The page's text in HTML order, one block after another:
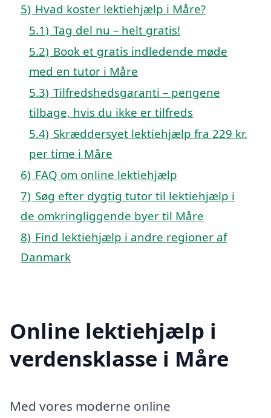
5) Hvad koster lektiehjælp i Måre?
5.1) Tag del nu – helt gratis!
5.2) Book et gratis indledende møde
med en tutor i Måre
5.3) Tilfredshedsgaranti – pengene
tilbage, hvis du ikke er tilfreds
5.4) Skræddersyet lektiehjælp fra 229 kr.
per time i Måre
6) FAQ om online lektiehjælp
7) Søg efter dygtig tutor til lektiehjælp i
de omkringliggende byer til Måre
8) Find lektiehjælp i andre regioner af
Danmark
Online lektiehjælp i
verdensklasse i Måre
Med vores moderne online